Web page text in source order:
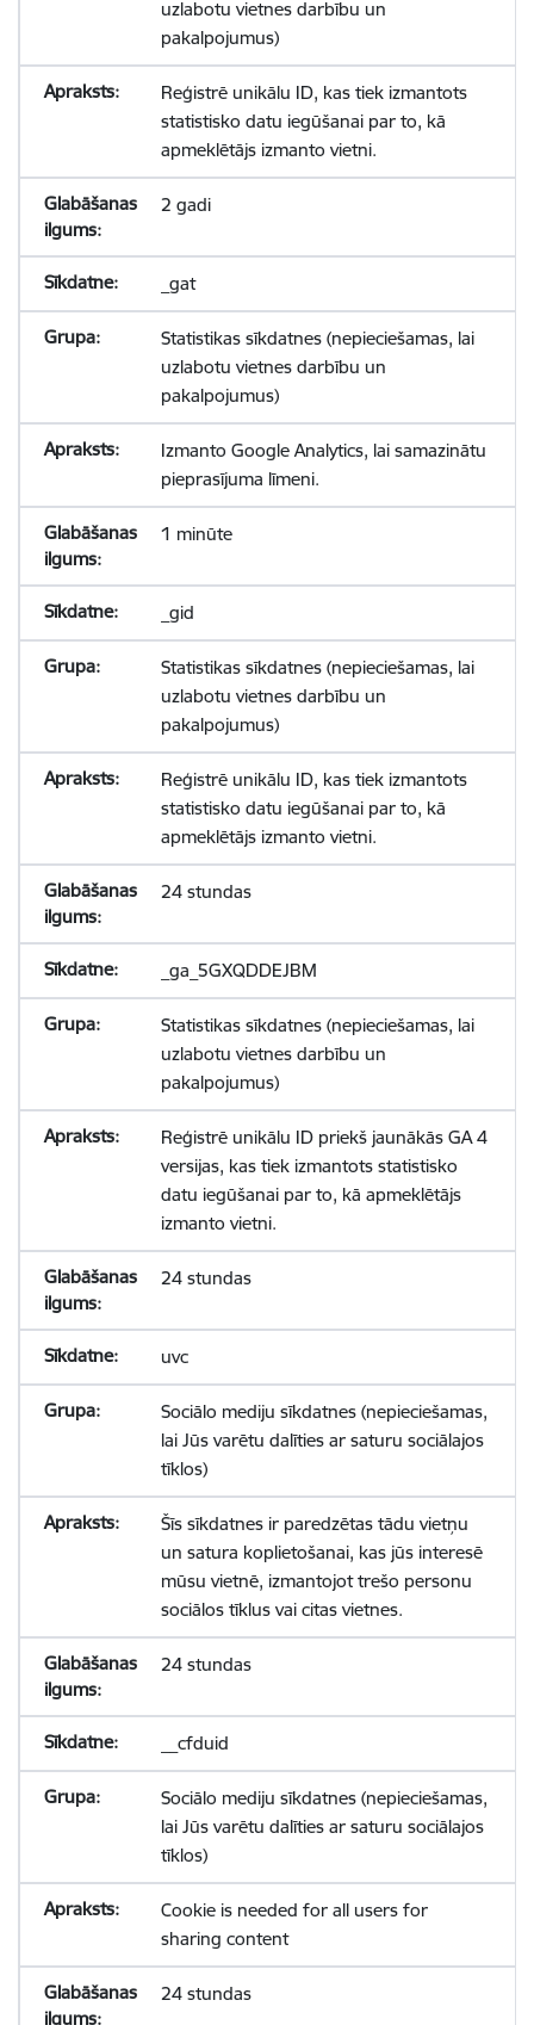
uzlabotu vietnes darbību un
pakalpojumus)
Reģistrē unikālu ID, kas tiek izmantots
statistisko datu iegūšanai par to, kā
apmeklētājs izmanto vietni.
2 gadi
_gat
Statistikas sīkdatnes (nepieciešamas, lai
uzlabotu vietnes darbību un
pakalpojumus)
Izmanto Google Analytics, lai samazinātu
pieprasījuma līmeni.
1 minūte
_gid
Statistikas sīkdatnes (nepieciešamas, lai
uzlabotu vietnes darbību un
pakalpojumus)
Reģistrē unikālu ID, kas tiek izmantots
statistisko datu iegūšanai par to, kā
apmeklētājs izmanto vietni.
24 stundas
_ga_5GXQDDEJBM
Statistikas sīkdatnes (nepieciešamas, lai
uzlabotu vietnes darbību un
pakalpojumus)
Reģistrē unikālu ID priekš jaunākās GA 4
versijas, kas tiek izmantots statistisko
datu iegūšanai par to, kā apmeklētājs
izmanto vietni.
24 stundas
uvc
Sociālo mediju sīkdatnes (nepieciešamas,
lai Jūs varētu dalīties ar saturu sociālajos
tīklos)
Šīs sīkdatnes ir paredzētas tādu vietņu
un satura koplietošanai, kas jūs interesē
mūsu vietnē, izmantojot trešo personu
sociālos tīklus vai citas vietnes.
24 stundas
__cfduid
Sociālo mediju sīkdatnes (nepieciešamas,
lai Jūs varētu dalīties ar saturu sociālajos
tīklos)
Cookie is needed for all users for
sharing content
24 stundas